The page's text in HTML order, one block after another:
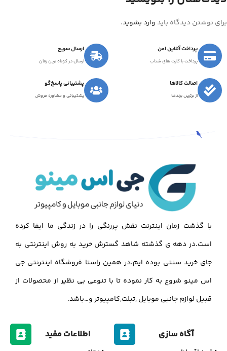
برای نوشتن دیدگاه بایدوارد بشوید.
پرداخت آنلاین امن
پرداخت با کارت های شتاب
ارسال سریع
ارسال در کوتاه ترین زمان
اصالت کالاها
از برترین برندها
پشتیبانی پاسخ‌گو
پشتیبانی و مشاوره فروش
با گذشت زمان اینترنت نقش پررنگی را در زندگی ما ایفا کرده
است.در دهه ی گذشته شاهد گسترش خرید به روش اینترنتی به
جای خرید سنتی بوده ایم.در همین راستا فروشگاه اینترنتی جی
اس مینو شروع به کار نموده تا با تنوعی بی نظیر از محصولات از
قبیل لوازم جانبی موبایل ,تبلت,کامپیوتر و…باشد.
آگاه سازی اطلاعات مفید